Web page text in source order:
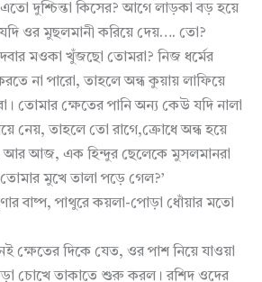
দুশ্চিন্তা কিসের? আগে লাড়কা বড় হয়ে
ওর মুছলমানী করিয়ে দেয়…. তো?
মওকা খুঁজছো তোমরা? নিজ ধর্মের
না পারো, তাহলে অন্ধ কুয়ায় লাফিয়ে
তোমার ক্ষেতের পানি অন্য কেউ যদি নালা
নেয়, তাহলে তো রাগে,ক্রোধে অন্ধ হয়ে
আর আজ, এক হিন্দুর ছেলেকে মুসলমানরা
মুখে তালা পড়ে গেল?’
বাষ্প, পাথুরে কয়লা-পোড়া ধোঁয়ার মতো
ক্ষেতের দিকে যেত, ওর পাশ নিয়ে যাওয়া
কড়া চোখে তাকাতে শুরু করল। রশিদ ওদের